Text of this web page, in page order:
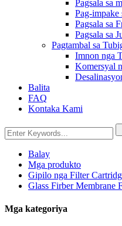
Pagsala sa
Pag-impake
Pagsala sa
Pagsala sa
Pagtambal sa
Imnon nga
Komersyal
Balita
FAQ
Kontaka Kami
Balay
Mga produkto
Gipilo nga Filter
Glass Firber Membrane
Mga kategoriya